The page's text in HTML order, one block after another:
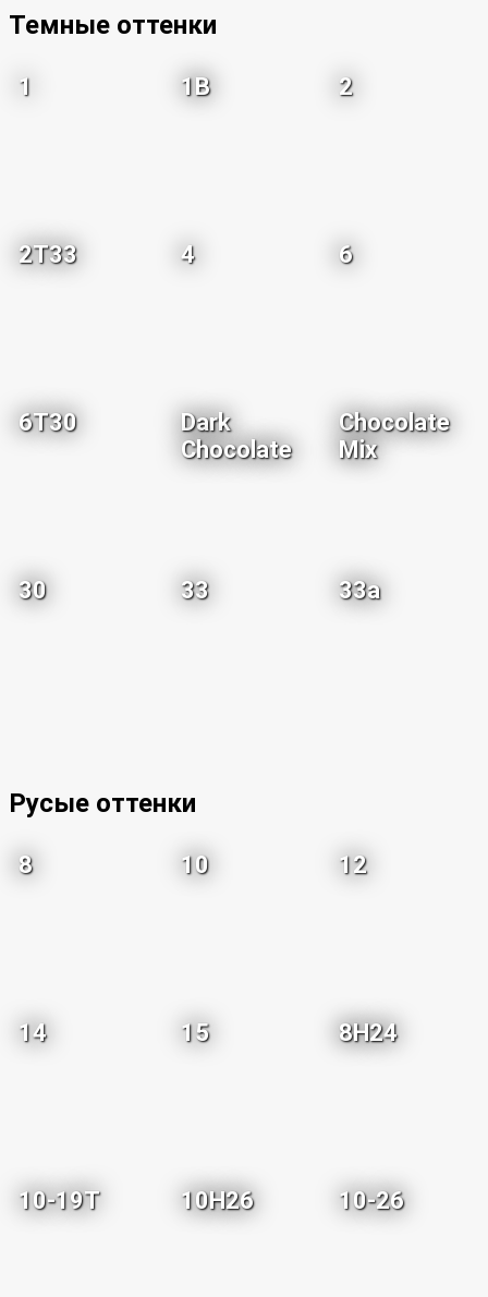
Темные оттенки
1 1B 2
2T33 4 6
6T30
Dark
Chocolate
Chocolate
Mix
30 33 33a
Русые оттенки
8 10 12
14 15 8H24
10-19T 10H26 10-26